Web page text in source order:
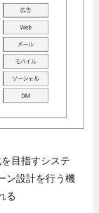
目指すシステ
ン設計を行う機
る